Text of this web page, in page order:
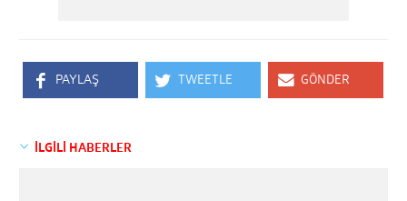
PAYLAŞ TWEETLE GÖNDER
İLGİLİ HABERLER